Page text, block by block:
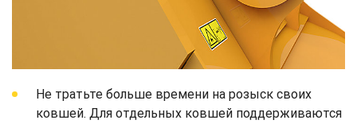
Не тратьте больше времени на розыск своих
ковшей. Для отдельных ковшей поддерживаются